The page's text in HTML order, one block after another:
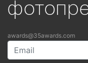
awards@35awards.com